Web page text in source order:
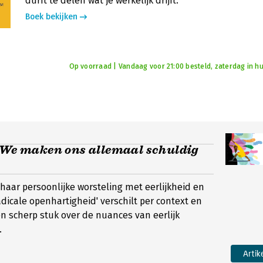
Boek bekijken
Op voorraad | Vandaag voor 21:00 besteld, zaterdag in
maken ons allemaal schuldig
persoonlijke worsteling met eerlijkheid en
openhartigheid' verschilt per context en
scherp stuk over de nuances van eerlijk